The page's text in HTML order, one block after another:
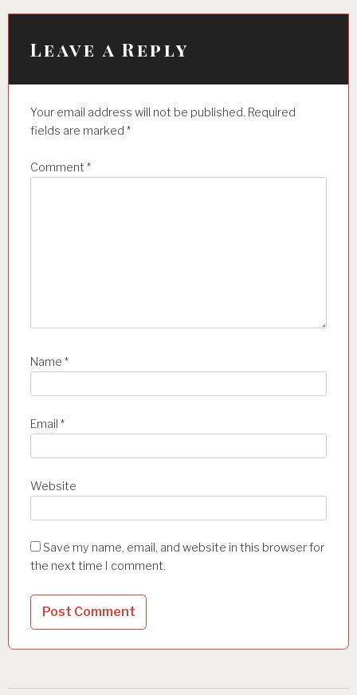
v
Leave a Reply
Your email address will not be published. Required
fields are marked *
Comment *
Name *
Email *
Website
Save my name, email, and website in this browser for
the next time I comment.